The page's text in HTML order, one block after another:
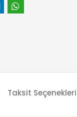
Taksit Seçenekleri